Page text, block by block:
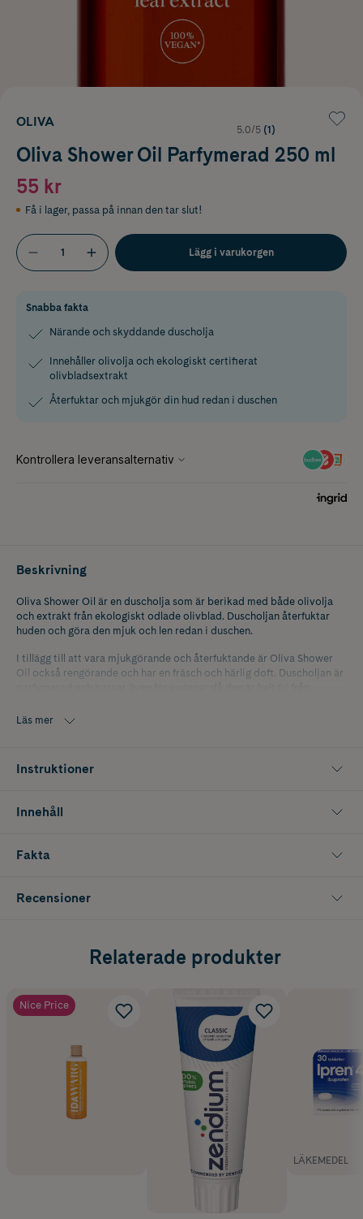
OLIVA
5.0/5 (1)
Oliva Shower Oil Parfymerad 250 ml
55 kr
Få i lager, passa på innan den tar slut!
Lägg i varukorgen
Snabba fakta
Närande och skyddande duscholja
Innehåller olivolja och ekologiskt certifierat
olivbladsextrakt
Återfuktar och mjukgör din hud redan i duschen
Beskrivning
Oliva Shower Oil är en duscholja som är berikad med både olivolja
och extrakt från ekologiskt odlade olivblad. Duscholjan återfuktar
huden och göra den mjuk och len redan i duschen.
I tillägg till att vara mjukgörande och återfuktande är Oliva Shower
Oil också rengörande och har en fräsch och härlig doft. Duscholjan är
Läs mer
Instruktioner
Innehåll
Fakta
Recensioner
Relaterade produkter
Nice Price
LÄKEMEDEL